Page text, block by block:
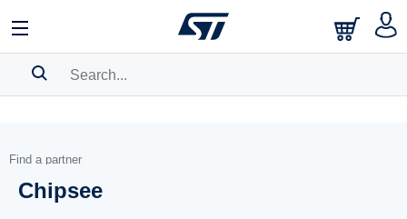
BOOKMARK
Pleaselog in
English
Find a partner
Chipsee